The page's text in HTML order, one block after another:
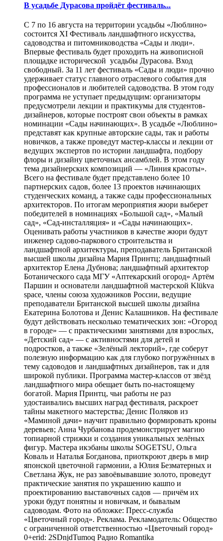
В усадьбе Дурасова пройдёт фестиваль...
С 7 по 16 августа на территории усадьбы «Люблино»
состоится XI Фестиваль ландшафтного искусства,
садоводства и питомниководства «Сады и люди».
Впервые фестиваль будет проходить на живописной
площадке исторической усадьбы Дурасова. Вход
свободный. За 11 лет фестиваль «Сады и люди» прочно
удерживает статус главного отраслевого события для
профессионалов и любителей садоводства. В этом году
программа не уступает предыдущим: организаторы
предусмотрели лекции и практикумы для студентов-
дизайнеров, которые построят свои объекты в рамках
номинации «Сады начинающих». В усадьбе «Люблино»
представят как крупные авторские сады, так и работы
новичков, а также проведут мастер-классы и лекции от
ведущих экспертов по истории ландшафта, подбору
флоры и дизайну цветочных ансамблей. В этом году
тема дизайнерских композиций — «Линия красоты».
Всего на фестивале будет представлено более 10
партнерских садов, более 13 проектов начинающих
студенческих команд, а также сады профессиональных
архитекторов. По итогам мероприятия жюри выберет
победителей в номинациях «Большой сад», «Малый
сад», «Сад-инсталляция» и «Сады начинающих».
Оценивать работы участников в качестве жюри будут
инженер садово-паркового строительства и
ландшафтной архитектуры, преподаватель Британской
высшей школы дизайна Мария Принтц; ландшафтный
архитектор Елена Дубнова; ландшафтный архитектор
Ботанического сада МГУ «Аптекарский огород» Артём
Паршин и основатели ландшафтной мастерской Klükva
space, члены союза художников России, ведущие
преподаватели Британской высшей школы дизайна
Екатерина Болотова и Денис Калашников. На фестивале
будут действовать несколько тематических зон: «Огород
в городе» — с практическими занятиями для взрослых,
«Детский сад» — с активностями для детей и
подростков, а также «Зелёный лекторий», где соберут
полезную информацию как для глубоко погружённых в
тему садоводов и ландшафтных дизайнеров, так и для
широкой публики. Программа мастер-классов от звёзд
ландшафтного мира обещает быть по-настоящему
богатой. Мария Принтц, чьи работы не раз
удостаивались высших наград фестиваля, раскроет
тайны макетного мастерства; Денис Поляков из
«Маминой дачи» научит правильно формировать кроны
деревьев; Анна Чурбанова продемонстрирует магию
топиарной стрижки и создания уникальных зелёных
фигур. Мастера икэбаны школы SOGETSU, Ольга
Коваль и Наталья Богданова, приоткроют дверь в мир
японской цветочной гармонии, а Юлия Безматерных и
Светлана Жук, не раз завоёвывавшие золото, проведут
практические занятия по украшению кашпо и
проектированию выставочных садов — причём их
уроки будут понятны и новичкам, и бывалым
садоводам. Фото на обложке: Пресс-служба
«Цветочный город». Реклама. Рекламодатель: Общество
с ограниченной ответственностью «Цветочный город»
0+erid: 2SDnjdTumoq Радио Romantika